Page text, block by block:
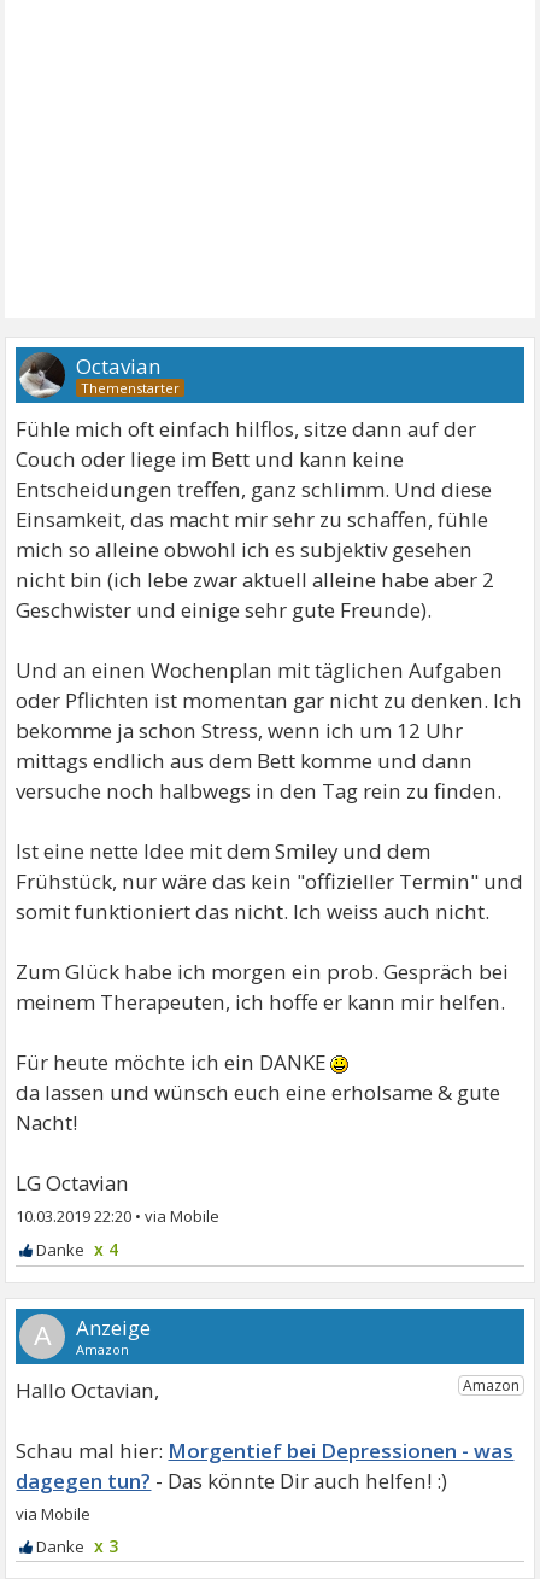
Octavian
Fühle mich oft einfach hilflos, sitze dann auf der
Couch oder liege im Bett und kann keine
Entscheidungen treffen, ganz schlimm. Und diese
Einsamkeit, das macht mir sehr zu schaffen, fühle
mich so alleine obwohl ich es subjektiv gesehen
nicht bin (ich lebe zwar aktuell alleine habe aber 2
Geschwister und einige sehr gute Freunde).
Und an einen Wochenplan mit täglichen Aufgaben
oder Pflichten ist momentan gar nicht zu denken. Ich
bekomme ja schon Stress, wenn ich um 12 Uhr
mittags endlich aus dem Bett komme und dann
versuche noch halbwegs in den Tag rein zu finden.
Ist eine nette Idee mit dem Smiley und dem
Frühstück, nur wäre das kein "offizieller Termin" und
somit funktioniert das nicht. Ich weiss auch nicht.
Zum Glück habe ich morgen ein prob. Gespräch bei
meinem Therapeuten, ich hoffe er kann mir helfen.
Für heute möchte ich ein DANKE
da lassen und wünsch euch eine erholsame & gute
Nacht!
LG Octavian
10.03.2019 22:20 •
x 4
A
Hallo Octavian,
Morgentief bei Depressionen - was
dagegen tun?
x 3